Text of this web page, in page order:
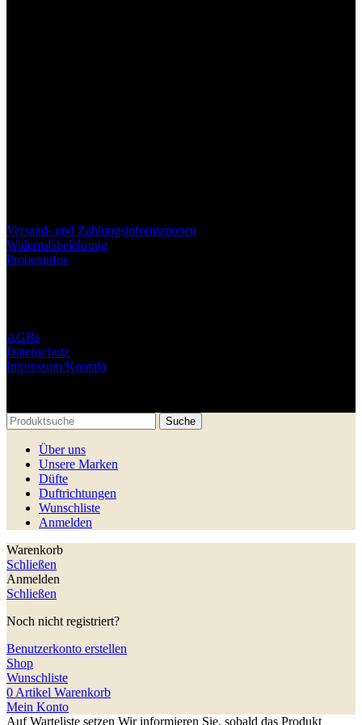
Versand- und Zahlungsinformationen
Widerrufsbelehrung
Probeninfos
AGBs
Datenschutz
Impressum/Kontakt
Suche
Über uns
Unsere Marken
Düfte
Duftrichtungen
Wunschliste
Anmelden
Warenkorb
Schließen
Anmelden
Schließen
Noch nicht registriert?
Benutzerkonto erstellen
Shop
Wunschliste
0 Artikel Warenkorb
Mein Konto
Auf Warteliste setzen Wir informieren Sie, sobald das Produkt